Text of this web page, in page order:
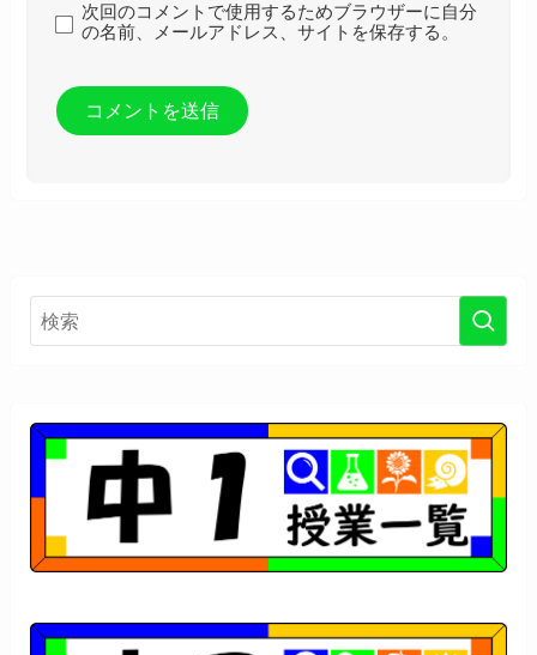
次回のコメントで使用するためブラウザーに自分
の名前、メールアドレス、サイトを保存する。